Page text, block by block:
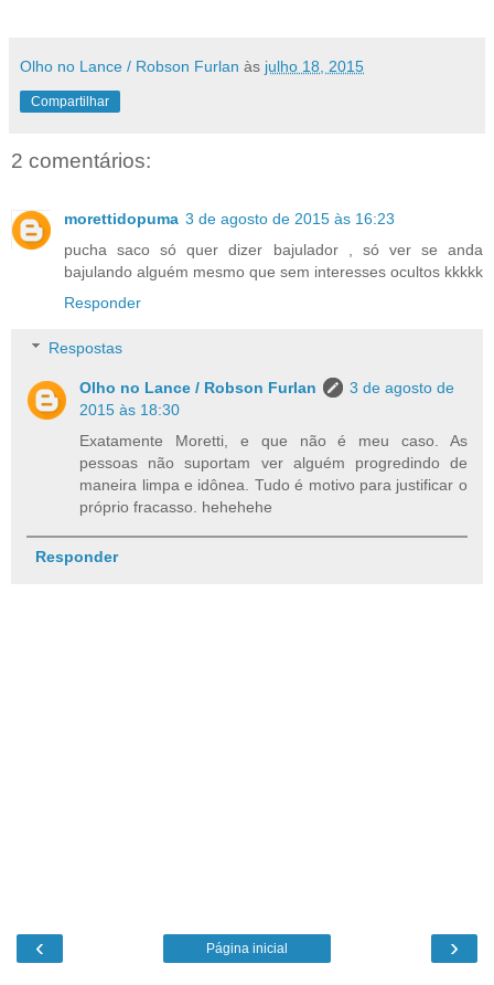
Olho no Lance / Robson Furlan às julho 18, 2015
Compartilhar
2 comentários:
morettidopuma 3 de agosto de 2015 às 16:23
pucha saco só quer dizer bajulador , só ver se anda
bajulando alguém mesmo que sem interesses ocultos kkkkk
Responder
Respostas
Olho no Lance / Robson Furlan
3 de agosto de
2015 às 18:30
Exatamente Moretti, e que não é meu caso. As
pessoas não suportam ver alguém progredindo de
maneira limpa e idônea. Tudo é motivo para justificar o
próprio fracasso. hehehehe
Responder
‹ ›
Página inicial